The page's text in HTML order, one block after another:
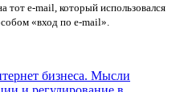
тот e-mail, который использовался
«вход по e-mail».